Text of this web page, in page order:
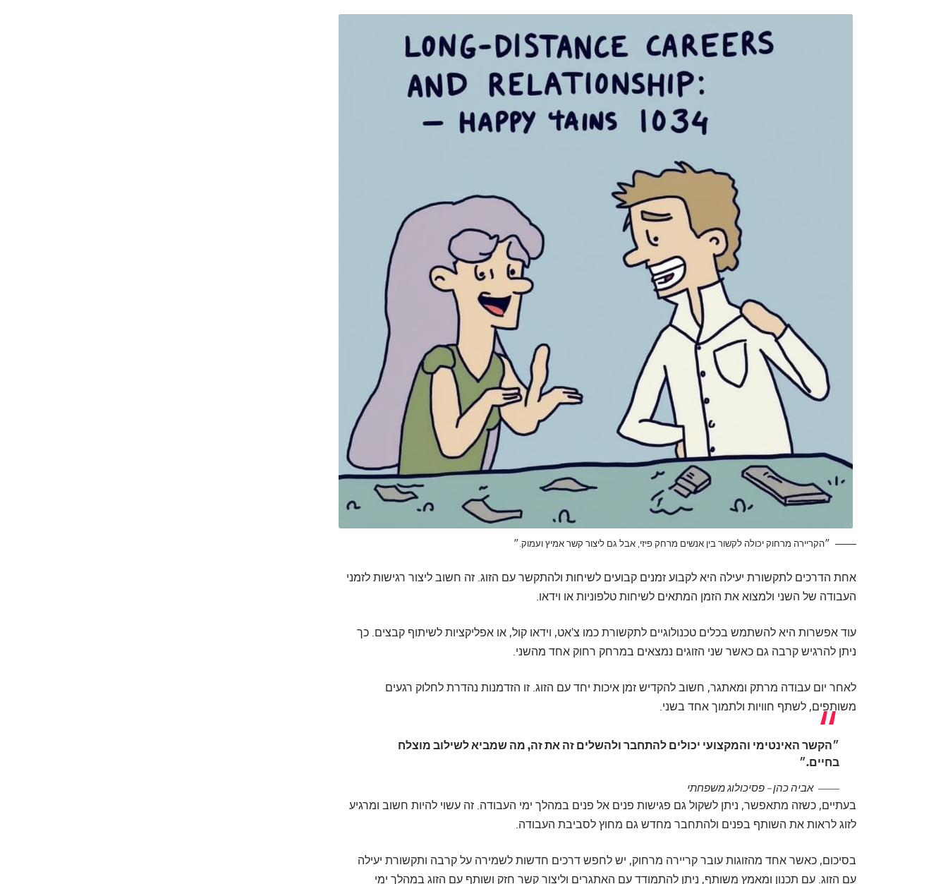
״הקריירה מרחוק יכולה לקשור בין אנשים מרחק פיזי, אבל גם ליצור קשר אמיץ ועמוק.״
אחת הדרכים לתקשורת יעילה היא לקבוע זמנים קבועים לשיחות ולהתקשר עם הזוג. זה חשוב ליצור רגישות לזמני
העבודה של השני ולמצוא את הזמן המתאים לשיחות טלפוניות או וידאו.
עוד אפשרות היא להשתמש בכלים טכנולוגיים לתקשורת כמו צ'אט, וידאו קול, או אפליקציות לשיתוף קבצים. כך
ניתן להרגיש קרבה גם כאשר שני הזוגים נמצאים במרחק רחוק אחד מהשני.
לאחר יום עבודה מרתק ומאתגר, חשוב להקדיש זמן איכות יחד עם הזוג. זו הזדמנות נהדרת לחלוק רגעים
משותפים, לשתף חוויות ולתמוך אחד בשני.
״הקשר האינטימי והמקצועי יכולים להתחבר ולהשלים זה את זה, מה שמביא לשילוב מוצלח
בחיים.״
אביה כהן – פסיכולוג משפחתי
בעתיים, כשזה מתאפשר, ניתן לשקול גם פגישות פנים אל פנים במהלך ימי העבודה. זה עשוי להיות חשוב ומרגיע
לזוג לראות את השותף בפנים ולהתחבר מחדש גם מחוץ לסביבת העבודה.
בסיכום, כאשר אחד מהזוגות עובר קריירה מרחוק, יש לחפש דרכים חדשות לשמירה על קרבה ותקשורת יעילה
עם הזוג. עם תכנון ומאמץ משותף, ניתן להתמודד עם האתגרים וליצור קשר חזק ושותף עם הזוג במהלך ימי